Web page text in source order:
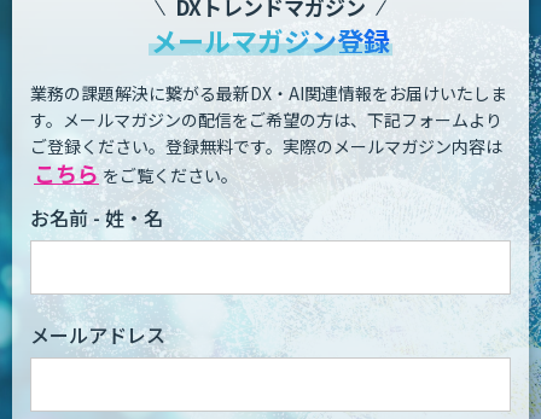
DXトレンドマガジン
メールマガジン登録
業務の課題解決に繋がる最新DX・AI関連情報をお届けいたしま
す。 メールマガジンの配信をご希望の方は、下記フォームより
ご登録ください。登録無料です。 実際のメールマガジン内容は
こちら をご覧ください。
お名前 - 姓・名
メールアドレス